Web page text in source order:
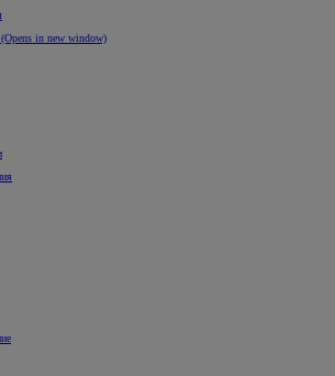
(Opens in new window)